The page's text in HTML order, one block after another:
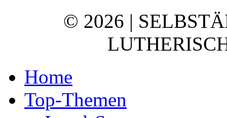
© 2026 |
Home
Top-Themen